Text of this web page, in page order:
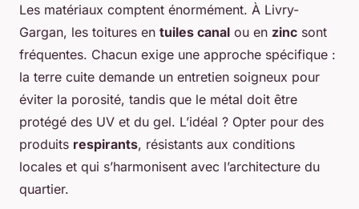
Les matériaux comptent énormément. À Livry-
Gargan, les toitures en tuiles canal ou en zinc sont
fréquentes. Chacun exige une approche spécifique :
la terre cuite demande un entretien soigneux pour
éviter la porosité, tandis que le métal doit être
protégé des UV et du gel. L’idéal ? Opter pour des
produits respirants, résistants aux conditions
locales et qui s’harmonisent avec l’architecture du
quartier.